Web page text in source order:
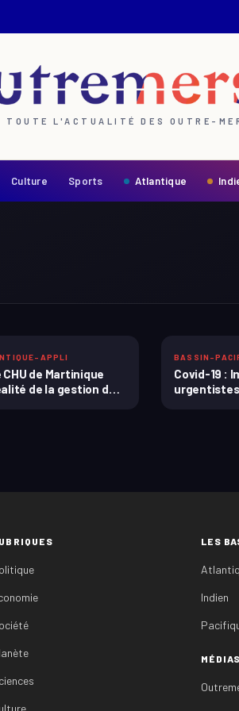
TOUTE L'ACTUALITÉ DES OUTRE-
Culture Sports Atlantique
APPLI
de Martinique
de la gestion de
BASSIN-
Covid-19 :
LES
Indien
MÉDIAS